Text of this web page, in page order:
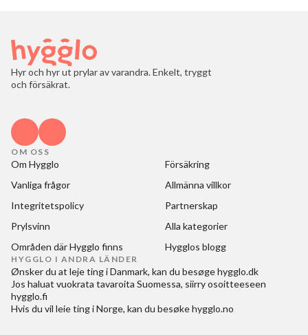
Hyr och hyr ut prylar av varandra. Enkelt, tryggt
och försäkrat.
OM OSS
Om Hygglo
Försäkring
Vanliga frågor
Allmänna villkor
Integritetspolicy
Partnerskap
Prylsvinn
Alla kategorier
Områden där Hygglo finns
Hygglos blogg
HYGGLO I ANDRA LÄNDER
Ønsker du at leje ting i Danmark, kan du besøgehygglo.dk
Jos haluat vuokrata tavaroita Suomessa, siirry osoitteeseen
hygglo.fi
Hvis du vil leie ting i Norge, kan du besøkehygglo.no